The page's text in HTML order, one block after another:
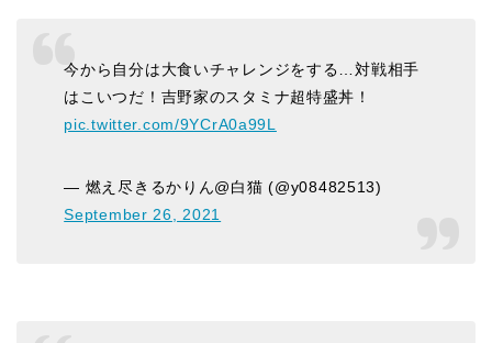
今から自分は大食いチャレンジをする…対戦相手
はこいつだ！吉野家のスタミナ超特盛丼！
pic.twitter.com/9YCrA0a99L
— 燃え尽きるかりん@白猫 (@y08482513)
September 26, 2021